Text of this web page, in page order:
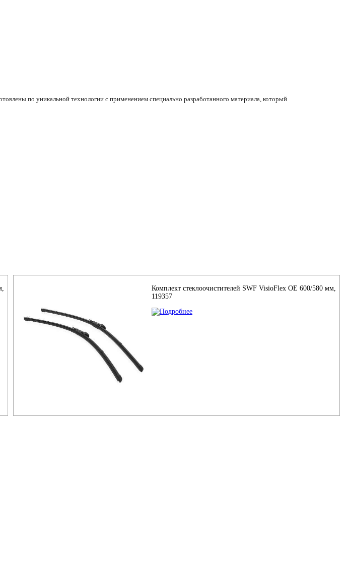
по уникальной технологии с применением специально разработанного материала, который
Комплект стеклоочистителей SWF VisioFlex OE 600/580 мм,
119357